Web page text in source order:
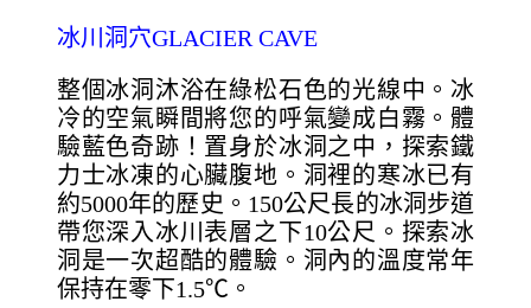
冰川洞穴GLACIER CAVE
整個冰洞沐浴在綠松石色的光線中。冰
冷的空氣瞬間將您的呼氣變成白霧。體
驗藍色奇跡！置身於冰洞之中，探索鐵
力士冰凍的心臟腹地。洞裡的寒冰已有
約5000年的歷史。150公尺長的冰洞步道
帶您深入冰川表層之下10公尺。探索冰
洞是一次超酷的體驗。洞內的溫度常年
保持在零下1.5℃。